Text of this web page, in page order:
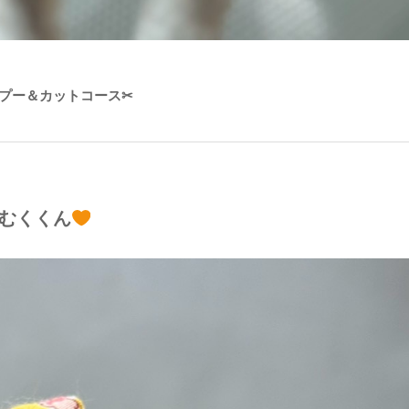
ー＆カットコース✂
くくん